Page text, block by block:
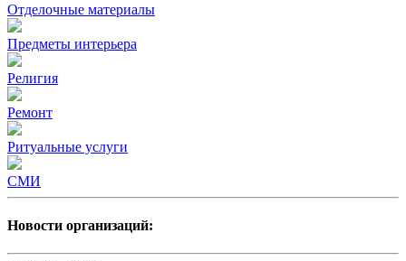
Отделочные материалы
Предметы интерьера
Религия
Ремонт
Ритуальные услуги
СМИ
Новости организаций: